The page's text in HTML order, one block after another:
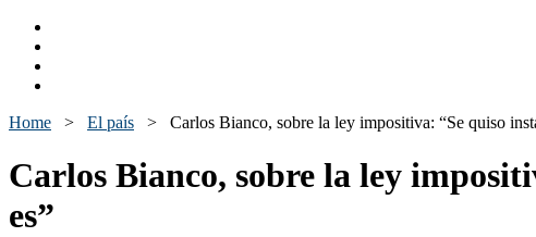
Home > El país > Carlos Bianco, sobre la ley impositiva: “Se quiso
Carlos Bianco, sobre la ley
es”